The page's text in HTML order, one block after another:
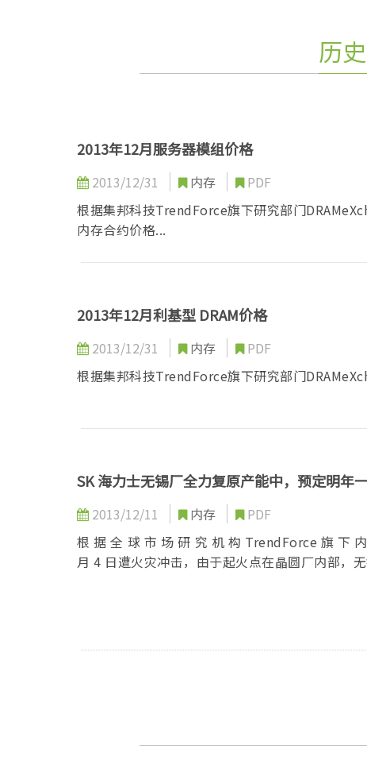
历
2013年12月服务器模组价格
2013/12/31 内存
PDF
根据集邦科技TrendForce旗下研究部门
内存合约价格...
2013年12月利基型 DRAM价格
2013/12/31 内存
PDF
根据集邦科技TrendForce旗下研究部门
SK 海力士无锡厂全力复原产能中，预定明年
2013/12/11 内存
PDF
根 据 全 球 市 场 研 究 机 构 TrendForce 旗 下
月 4 日遭火灾冲击，由于起火点在晶圆厂内部，